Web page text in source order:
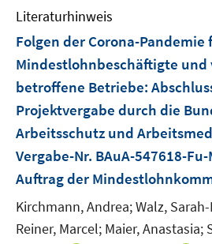
F
e
n
s
t
e
f
f
n
Literaturhinweis
Folgen der Corona-Pandemie
Mindestlohnbeschäftigte und
betroffene Betriebe:
Projektvergabe durch die
Arbeitsschutz und
Vergabe-Nr. BAuA-547618-
Auftrag der
Kirchmann, Andrea;Walz,
Reiner, Marcel; Maier, Anastasia;